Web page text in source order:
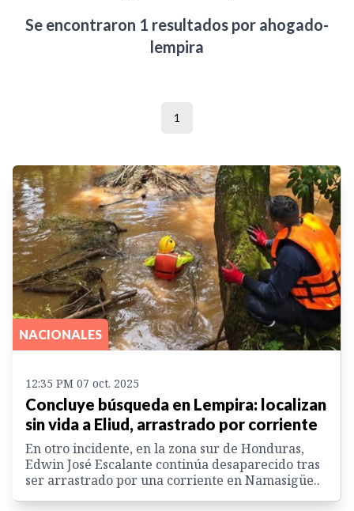
Se encontraron 1 resultados por ahogado-
lempira
1
NACIONALES
12:35 PM 07 oct. 2025
Concluye búsqueda en Lempira: localizan
sin vida a Eliud, arrastrado por corriente
En otro incidente, en la zona sur de Honduras,
Edwin José Escalante continúa desaparecido tras
ser arrastrado por una corriente en Namasigüe..